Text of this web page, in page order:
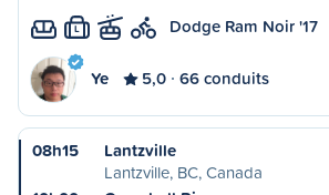
L Dodge Ram Noir '17
Ye 5,0 66 conduits
08h15
Lantzville
Lantzville, BC, Canada